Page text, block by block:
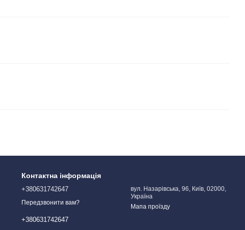
Контактна інформація
+380631742647
Передзвонити вам?
+380631742647
вул. Назарівська, 96, Київ, 02000,
Україна
Мапа проїзду